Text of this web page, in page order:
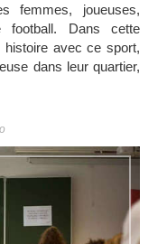
femmes, joueuses,
football. Dans cette
avec ce sport,
dans leur quartier,